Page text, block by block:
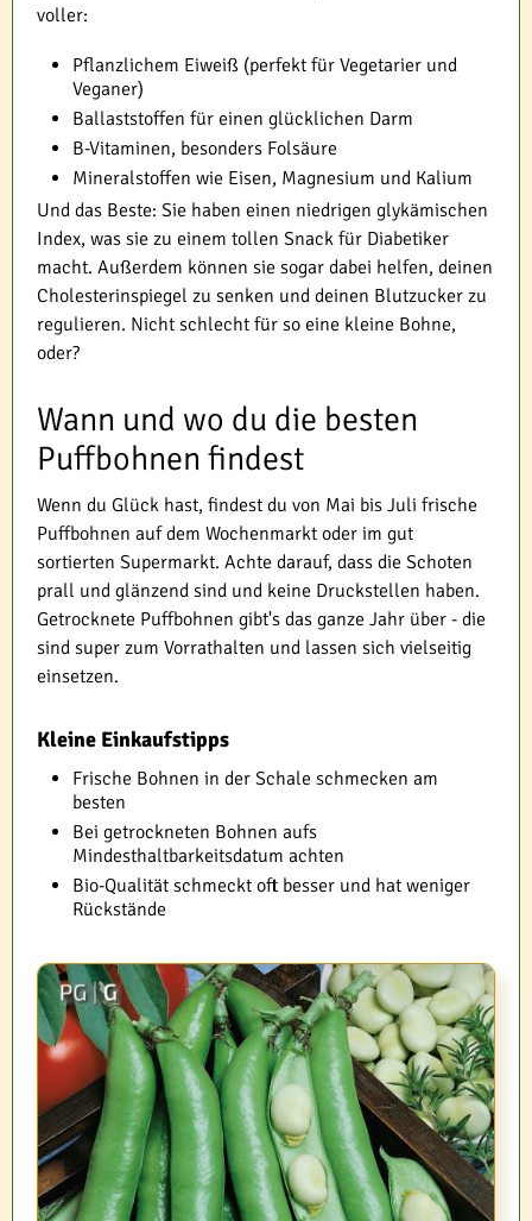
voller:
Pflanzlichem Eiweiß (perfekt für Vegetarier und
Veganer)
Ballaststoffen für einen glücklichen Darm
B-Vitaminen, besonders Folsäure
Mineralstoffen wie Eisen, Magnesium und Kalium
Und das Beste: Sie haben einen niedrigen glykämischen
Index, was sie zu einem tollen Snack für Diabetiker
macht. Außerdem können sie sogar dabei helfen, deinen
Cholesterinspiegel zu senken und deinen Blutzucker zu
regulieren. Nicht schlecht für so eine kleine Bohne,
oder?
Wann und wo du die besten
Puffbohnen findest
Wenn du Glück hast, findest du von Mai bis Juli frische
Puffbohnen auf dem Wochenmarkt oder im gut
sortierten Supermarkt. Achte darauf, dass die Schoten
prall und glänzend sind und keine Druckstellen haben.
Getrocknete Puffbohnen gibt's das ganze Jahr über - die
sind super zum Vorrathalten und lassen sich vielseitig
einsetzen.
Kleine Einkaufstipps
Frische Bohnen in der Schale schmecken am
besten
Bei getrockneten Bohnen aufs
Mindesthaltbarkeitsdatum achten
Bio-Qualität schmeckt oft besser und hat weniger
Rückstände